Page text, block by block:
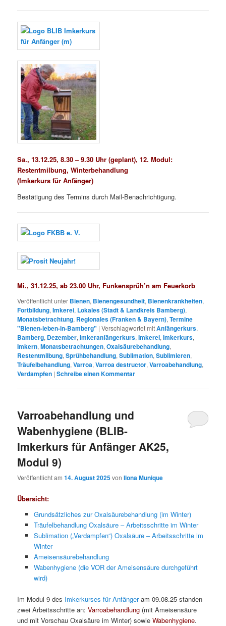
Sa., 13.12.25, 8.30 – 9.30 Uhr (geplant),12. Modul:
Restentmilbung, Winterbehandlung
(Imkerkurs für Anfänger)
Bestätigung des Termins durch Mail-Benachrichtigung.
Mi., 31.12.25, ab 23.00 Uhr, Funkensprüh’n am Feuerkorb
Veröffentlicht unter Bienen, Bienengesundheit, Bienenkrankheiten,
Fortbildung,Imkerei, Lokales (Stadt & Landkreis Bamberg),
Monatsbetrachtung, Regionales (Franken & Bayern),Termine
"Bienen-leben-in-Bamberg" |Verschlagwortet mitAnfängerkurs,
Bamberg, Dezember,Imkeranfängerkurs,Imkerei,Imkerkurs,
Imkern,Monatsbetrachtungen,Oxalsäurebehandlung,
Restentmilbung,Sprühbehandlung,Sublimation,Sublimieren,
Träufelbehandlung,Varroa,Varroa destructor,Varroabehandlung,
Verdampfen |Schreibe einen Kommentar
Varroabehandlung und
Wabenhygiene (BLIB-
Imkerkurs für Anfänger AK25,
Modul 9)
Veröffentlicht am14. August 2025vonIlona Munique
Übersicht:
Grundsätzliches zur Oxalsäurebehandlung (im Winter)
Träufelbehandlung Oxalsäure – Arbeitsschritte im Winter
Sublimation („Verdampfen“) Oxalsäure – Arbeitsschritte im
Winter
Ameisensäurebehandlung
Wabenhygiene (die VOR der Ameisensäure durchgeführt
wird)
Im Modul 9 des Imkerkurses für Anfängeram 09.08.25 standen
zwei Arbeitsschritte an:Varroabehandlung (mit Ameisensäure
und mit Vorschau Oxalsäure im Winter) sowieWabenhygiene.